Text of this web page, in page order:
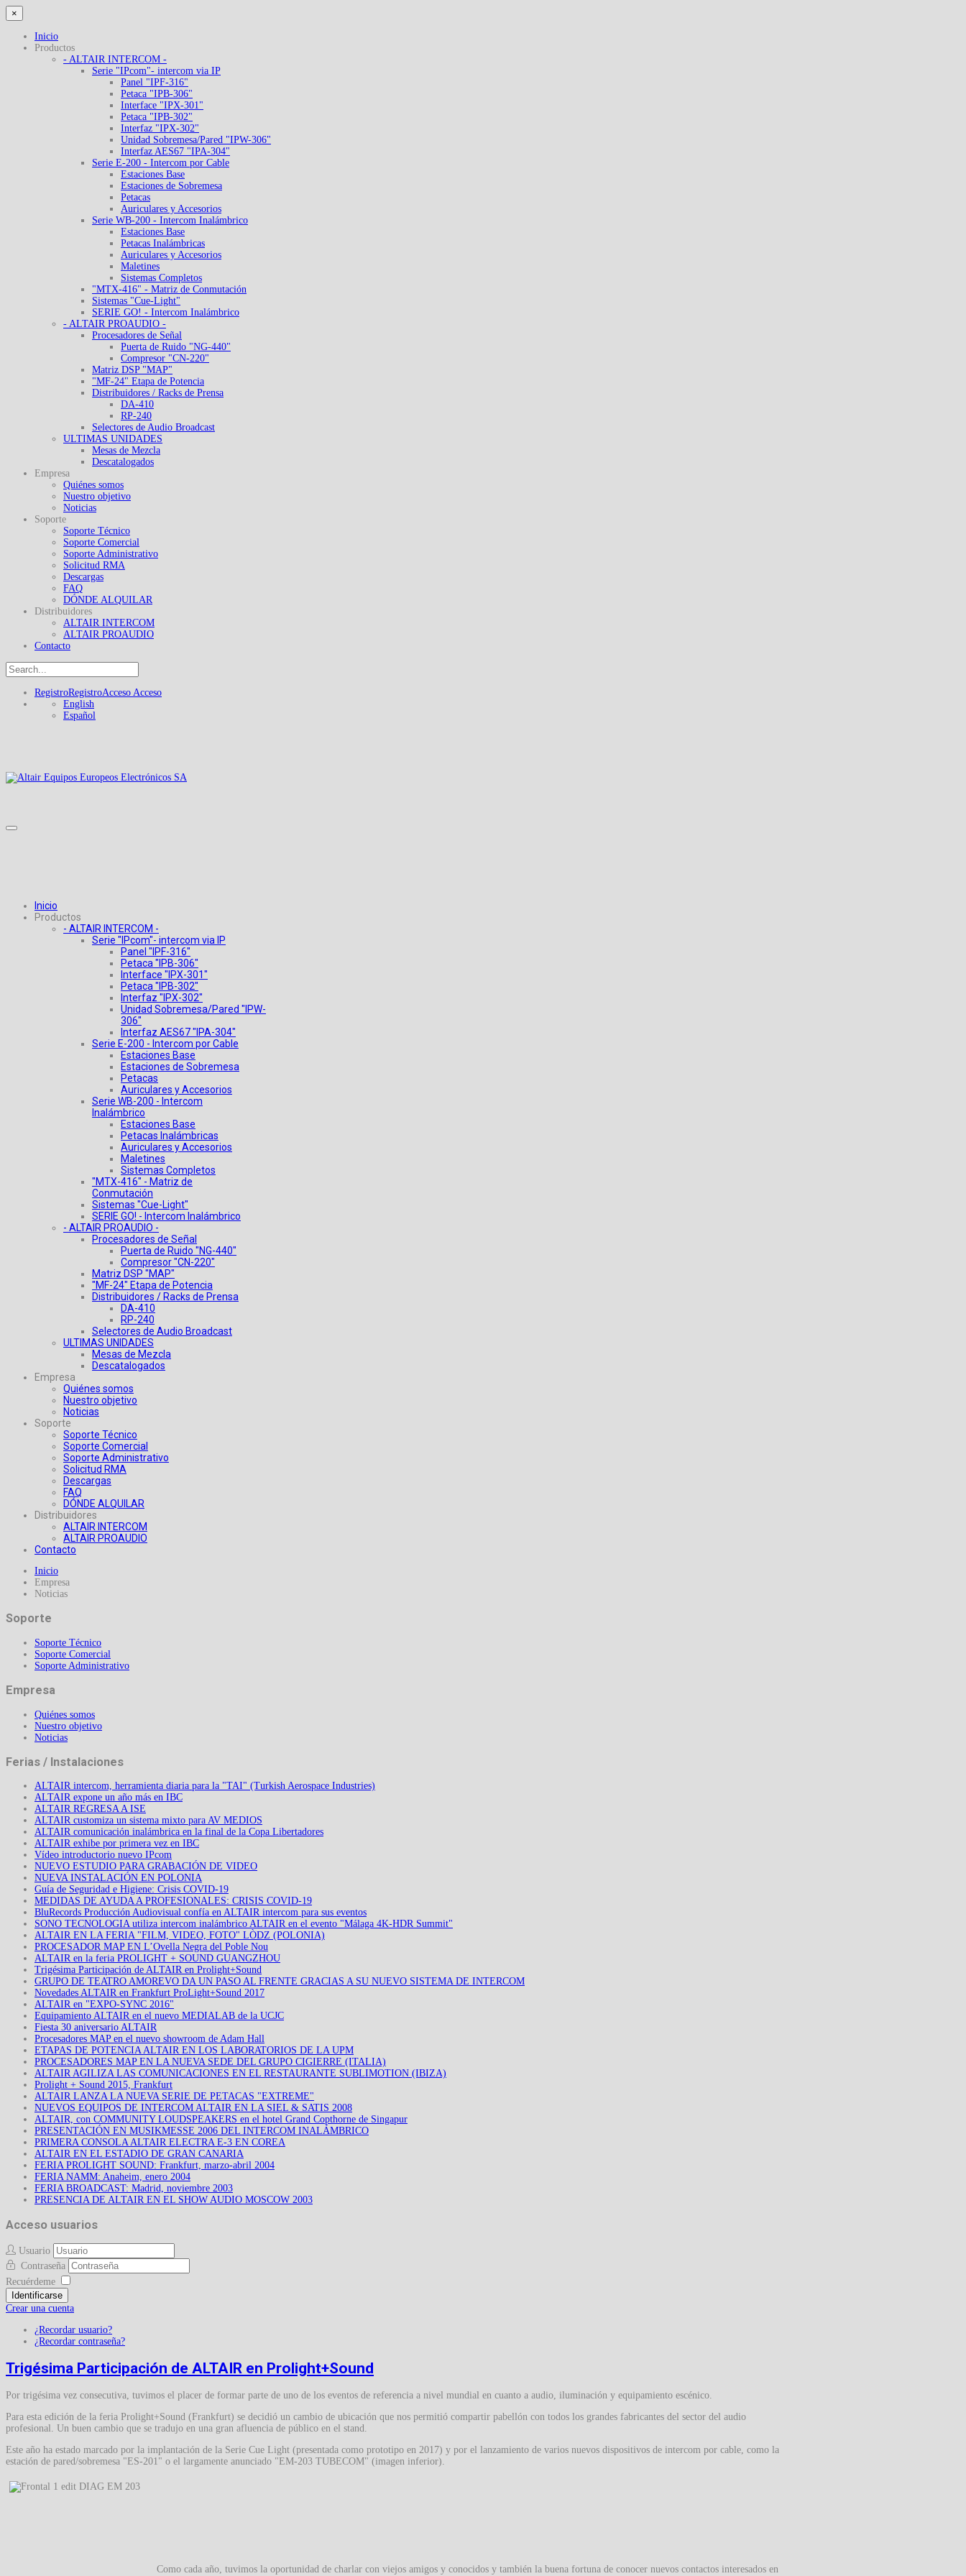
×
Inicio
Productos
- ALTAIR INTERCOM -
Serie "IPcom"- intercom via IP
Panel "IPF-316"
Petaca "IPB-306"
Interface "IPX-301"
Petaca "IPB-302"
Interfaz "IPX-302"
Unidad Sobremesa/Pared "IPW-306"
Interfaz AES67 "IPA-304"
Serie E-200 - Intercom por Cable
Estaciones Base
Estaciones de Sobremesa
Petacas
Auriculares y Accesorios
Serie WB-200 - Intercom Inalámbrico
Estaciones Base
Petacas Inalámbricas
Auriculares y Accesorios
Maletines
Sistemas Completos
"MTX-416" - Matriz de Conmutación
Sistemas "Cue-Light"
SERIE GO! - Intercom Inalámbrico
- ALTAIR PROAUDIO -
Procesadores de Señal
Puerta de Ruido "NG-440"
Compresor "CN-220"
Matriz DSP "MAP"
"MF-24" Etapa de Potencia
Distribuidores / Racks de Prensa
DA-410
RP-240
Selectores de Audio Broadcast
ULTIMAS UNIDADES
Mesas de Mezcla
Descatalogados
Empresa
Quiénes somos
Nuestro objetivo
Noticias
Soporte
Soporte Técnico
Soporte Comercial
Soporte Administrativo
Solicitud RMA
Descargas
FAQ
DÓNDE ALQUILAR
Distribuidores
ALTAIR INTERCOM
ALTAIR PROAUDIO
Contacto
RegistroRegistroAcceso Acceso
English
Español
Inicio
Productos
- ALTAIR INTERCOM -
Serie "IPcom"- intercom via IP
Panel "IPF-316"
Petaca "IPB-306"
Interface "IPX-301"
Petaca "IPB-302"
Interfaz "IPX-302"
Unidad Sobremesa/Pared "IPW-
306"
Interfaz AES67 "IPA-304"
Serie E-200 - Intercom por Cable
Estaciones Base
Estaciones de Sobremesa
Petacas
Auriculares y Accesorios
Serie WB-200 - Intercom
Inalámbrico
Estaciones Base
Petacas Inalámbricas
Auriculares y Accesorios
Maletines
Sistemas Completos
"MTX-416" - Matriz de
Conmutación
Sistemas "Cue-Light"
SERIE GO! - Intercom Inalámbrico
- ALTAIR PROAUDIO -
Procesadores de Señal
Puerta de Ruido "NG-440"
Compresor "CN-220"
Matriz DSP "MAP"
"MF-24" Etapa de Potencia
Distribuidores / Racks de Prensa
DA-410
RP-240
Selectores de Audio Broadcast
ULTIMAS UNIDADES
Mesas de Mezcla
Descatalogados
Empresa
Quiénes somos
Nuestro objetivo
Noticias
Soporte
Soporte Técnico
Soporte Comercial
Soporte Administrativo
Solicitud RMA
Descargas
FAQ
DÓNDE ALQUILAR
Distribuidores
ALTAIR INTERCOM
ALTAIR PROAUDIO
Contacto
Inicio
Empresa
Noticias
Soporte
Soporte Técnico
Soporte Comercial
Soporte Administrativo
Empresa
Quiénes somos
Nuestro objetivo
Noticias
Ferias / Instalaciones
ALTAIR intercom, herramienta diaria para la "TAI" (Turkish Aerospace Industries)
ALTAIR expone un año más en IBC
ALTAIR REGRESA A ISE
ALTAIR customiza un sistema mixto para AV MEDIOS
ALTAIR comunicación inalámbrica en la final de la Copa Libertadores
ALTAIR exhibe por primera vez en IBC
Vídeo introductorio nuevo IPcom
NUEVO ESTUDIO PARA GRABACIÓN DE VIDEO
NUEVA INSTALACIÓN EN POLONIA
Guía de Seguridad e Higiene: Crisis COVID-19
MEDIDAS DE AYUDA A PROFESIONALES: CRISIS COVID-19
BluRecords Producción Audiovisual confía en ALTAIR intercom para sus eventos
SONO TECNOLOGIA utiliza intercom inalámbrico ALTAIR en el evento "Málaga 4K-HDR Summit"
ALTAIR EN LA FERIA "FILM, VIDEO, FOTO" LÒDZ (POLONIA)
PROCESADOR MAP EN L’Ovella Negra del Poble Nou
ALTAIR en la feria PROLIGHT + SOUND GUANGZHOU
Trigésima Participación de ALTAIR en Prolight+Sound
GRUPO DE TEATRO AMOREVO DA UN PASO AL FRENTE GRACIAS A SU NUEVO SISTEMA DE INTERCOM
Novedades ALTAIR en Frankfurt ProLight+Sound 2017
ALTAIR en "EXPO-SYNC 2016"
Equipamiento ALTAIR en el nuevo MEDIALAB de la UCJC
Fiesta 30 aniversario ALTAIR
Procesadores MAP en el nuevo showroom de Adam Hall
ETAPAS DE POTENCIA ALTAIR EN LOS LABORATORIOS DE LA UPM
PROCESADORES MAP EN LA NUEVA SEDE DEL GRUPO CIGIERRE (ITALIA)
ALTAIR AGILIZA LAS COMUNICACIONES EN EL RESTAURANTE SUBLIMOTION (IBIZA)
Prolight + Sound 2015, Frankfurt
ALTAIR LANZA LA NUEVA SERIE DE PETACAS "EXTREME"
NUEVOS EQUIPOS DE INTERCOM ALTAIR EN LA SIEL & SATIS 2008
ALTAIR, con COMMUNITY LOUDSPEAKERS en el hotel Grand Copthorne de Singapur
PRESENTACIÓN EN MUSIKMESSE 2006 DEL INTERCOM INALÁMBRICO
PRIMERA CONSOLA ALTAIR ELECTRA E-3 EN COREA
ALTAIR EN EL ESTADIO DE GRAN CANARIA
FERIA PROLIGHT SOUND: Frankfurt, marzo-abril 2004
FERIA NAMM: Anaheim, enero 2004
FERIA BROADCAST: Madrid, noviembre 2003
PRESENCIA DE ALTAIR EN EL SHOW AUDIO MOSCOW 2003
Acceso usuarios
Usuario
Contraseña
Recuérdeme
Identificarse
Crear una cuenta
¿Recordar usuario?
¿Recordar contraseña?
Trigésima Participación de ALTAIR en Prolight+Sound
Por trigésima vez consecutiva, tuvimos el placer de formar parte de uno de los eventos de referencia a nivel mundial en cuanto a audio, iluminación y equipamiento escénico.
Para esta edición de la feria Prolight+Sound (Frankfurt) se decidió un cambio de ubicación que nos permitió compartir pabellón con todos los grandes fabricantes del sector del audio
profesional. Un buen cambio que se tradujo en una gran afluencia de público en el stand.
Este año ha estado marcado por la implantación de la Serie Cue Light (presentada como prototipo en 2017) y por el lanzamiento de varios nuevos dispositivos de intercom por cable, como la
estación de pared/sobremesa "ES-201" o el largamente anunciado "EM-203 TUBECOM" (imagen inferior).
Como cada año, tuvimos la oportunidad de charlar con viejos amigos y conocidos y también la buena fortuna de conocer nuevos contactos interesados en